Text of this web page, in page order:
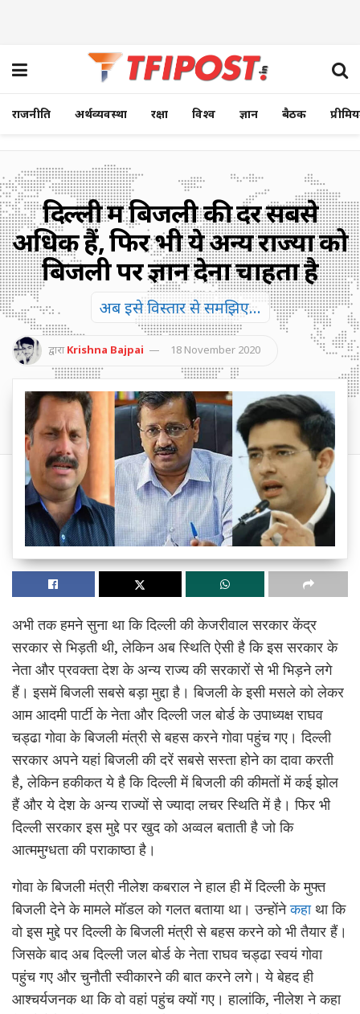
राजनीति अर्थव्यवस्था रक्षा विश्व ज्ञान बैठक
दिल्ली में बिजली की दरें सबसे
अधिक हैं, फिर भी ये अन्य राज्यों को
बिजली पर ज्ञान देना चाहता है
अब इसे विस्तार से समझिए...
द्वारा Krishna Bajpai 18 November 2020
अभी तक हमने सुना था कि दिल्ली की केजरीवाल सरकार केंद्र
सरकार से भिड़ती थी, लेकिन अब स्थिति ऐसी है कि इस सरकार के
नेता और प्रवक्ता देश के अन्य राज्य की सरकारों से भी भिड़ने लगे
हैं। इसमें बिजली सबसे बड़ा मुद्दा है। बिजली के इसी मसले को लेकर
आम आदमी पार्टी के नेता और दिल्ली जल बोर्ड के उपाध्यक्ष राघव
चड्ढा गोवा के बिजली मंत्री से बहस करने गोवा पहुंच गए। दिल्ली
सरकार अपने यहां बिजली की दरें सबसे सस्ता होने का दावा करती
है, लेकिन हकीकत ये है कि दिल्ली में बिजली की कीमतों में कई झोल
हैं और ये देश के अन्य राज्यों से ज्यादा लचर स्थिति में है। फिर भी
दिल्ली सरकार इस मुद्दे पर खुद को अव्वल बताती है जो कि
आत्ममुग्धता की पराकाष्ठा है।
गोवा के बिजली मंत्री नीलेश कबराल ने हाल ही में दिल्ली के मुफ्त
बिजली देने के मामले मॉडल को गलत बताया था। उन्होंनेकहाथा कि
वो इस मुद्दे पर दिल्ली के बिजली मंत्री से बहस करने को भी तैयार हैं।
जिसके बाद अब दिल्ली जल बोर्ड के नेता राघव चड्ढा स्वयं गोवा
पहुंच गए और चुनौती स्वीकारने की बात करने लगे। ये बेहद ही
आश्चर्यजनक था कि वो वहां पहुंच क्यों गए। हालांकि, नीलेश ने कहा